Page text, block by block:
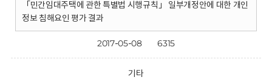
「민간임대주택에 관한 특별법 시행규칙」 일부개정안에 대한 개인
정보 침해요인 평가 결과
2017-05-08 6315
기타